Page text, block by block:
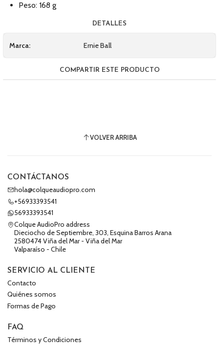
Peso: 168 g
DETALLES
Marca: Ernie Ball
COMPARTIR ESTE PRODUCTO
VOLVER ARRIBA
CONTÁCTANOS
hola@colqueaudiopro.com
+56933393541
56933393541
Colque AudioPro address
Dieciocho de Septiembre, 303, Esquina Barros Arana
2580474 Viña del Mar - Viña del Mar
Valparaíso - Chile
SERVICIO AL CLIENTE
Contacto
Quiénes somos
Formas de Pago
FAQ
Términos y Condiciones